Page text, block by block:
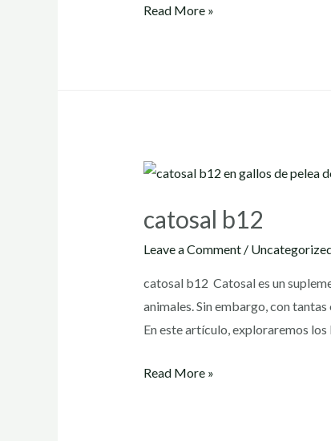
catosal
Read More »
catosal b12
Leave a Comment /
catosal b12 Catosal es un
animales. Sin embargo, con
En este artículo, exploraremos
catosal
Read More »